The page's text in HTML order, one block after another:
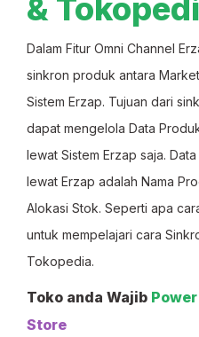
&
Dalam Fitur Omni Channel
sinkron produk antara
Sistem Erzap. Tujuan dari
dapat mengelola Data
lewat Sistem Erzap saja.
lewat Erzap adalah Nama
Alokasi Stok. Seperti apa
untuk mempelajari cara
Tokopedia.
Toko anda Wajib
Store